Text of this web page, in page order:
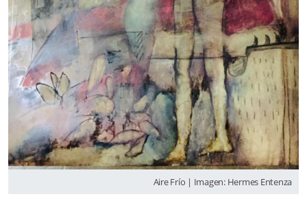
Aire Frío | Imagen: Hermes Entenza